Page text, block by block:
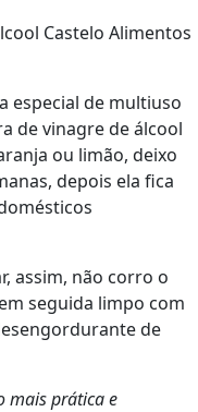
Castelo Alimentos
especial de multiuso
de vinagre de álcool
ou limão, deixo
depois ela fica
assim, não corro o
seguida limpo com
de
mais prática e